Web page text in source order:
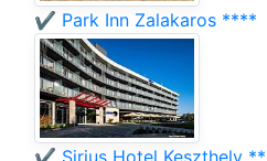
✔️ Park Inn Zalakaros ****